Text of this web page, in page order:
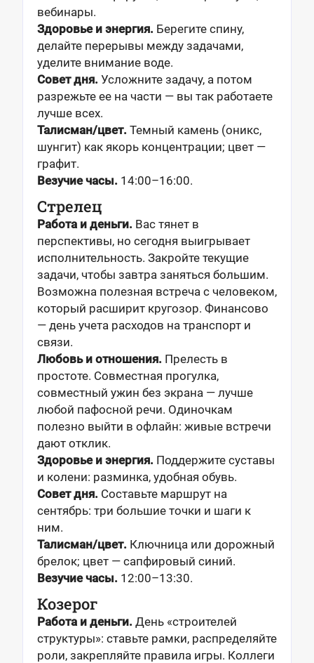
вебинары.
Здоровье и энергия. Берегите спину,
делайте перерывы между задачами,
уделите внимание воде.
Совет дня. Усложните задачу, а потом
разрежьте ее на части — вы так работаете
лучше всех.
Талисман/цвет. Темный камень (оникс,
шунгит) как якорь концентрации; цвет —
графит.
Везучие часы. 14:00–16:00.
Стрелец
Работа и деньги. Вас тянет в
перспективы, но сегодня выигрывает
исполнительность. Закройте текущие
задачи, чтобы завтра заняться большим.
Возможна полезная встреча с человеком,
который расширит кругозор. Финансово
— день учета расходов на транспорт и
связи.
Любовь и отношения. Прелесть в
простоте. Совместная прогулка,
совместный ужин без экрана — лучше
любой пафосной речи. Одиночкам
полезно выйти в офлайн: живые встречи
дают отклик.
Здоровье и энергия. Поддержите суставы
и колени: разминка, удобная обувь.
Совет дня. Составьте маршрут на
сентябрь: три большие точки и шаги к
ним.
Талисман/цвет. Ключница или дорожный
брелок; цвет — сапфировый синий.
Везучие часы. 12:00–13:30.
Козерог
Работа и деньги. День «строителей
структуры»: ставьте рамки, распределяйте
роли, закрепляйте правила игры. Коллеги